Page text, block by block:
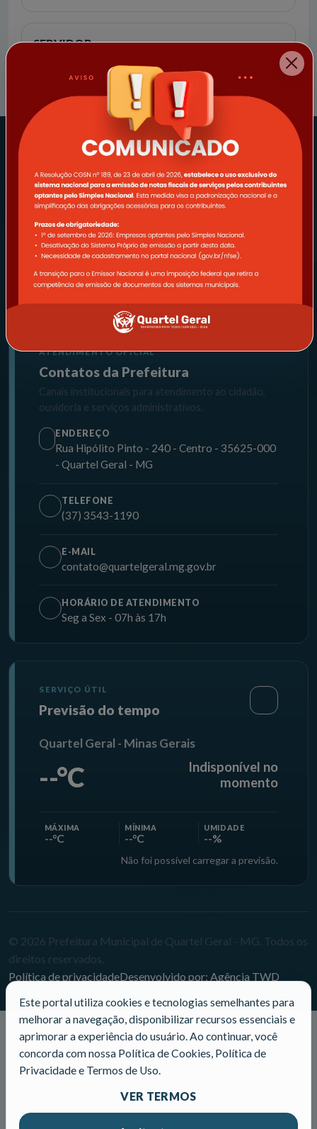
SERVIDOR
REDES SOCIAIS
ATENDIMENTO OFICIAL
Contatos da Prefeitura
Canais institucionais para atendimento ao cidadão,
ouvidoria e serviços administrativos.
ENDEREÇO
Rua Hipólito Pinto - 240 - Centro - 35625-000
- Quartel Geral - MG
TELEFONE
(37) 3543-1190
E-MAIL
contato@quartelgeral.mg.gov.br
HORÁRIO DE ATENDIMENTO
Seg a Sex - 07h às 17h
SERVIÇO ÚTIL
Previsão do tempo
Quartel Geral - Minas Gerais
--°C
Indisponível no
momento
MÁXIMA
--°C
MÍNIMA
--°C
UMIDADE
--%
Não foi possível carregar a previsão.
© 2026 Prefeitura Municipal de Quartel Geral - MG. Todos os
direitos reservados.
Política de privacidadeDesenvolvido por: Agência TWD
Este portal utiliza cookies e tecnologias semelhantes para
melhorar a navegação, disponibilizar recursos essenciais e
aprimorar a experiência do usuário. Ao continuar, você
concorda com nossa Política de Cookies, Política de
Privacidade e Termos de Uso.
VER TERMOS